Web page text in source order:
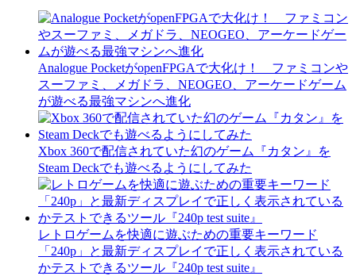
Analogue PocketがopenFPGAで大化け！ ファミコンや
スーファミ、メガドラ、NEOGEO、アーケードゲーム
が遊べる最強マシンへ進化
Xbox 360で配信されていた幻のゲーム『カタン』を
Steam Deckでも遊べるようにしてみた
レトロゲームを快適に遊ぶための重要キーワード
「240p」と最新ディスプレイで正しく表示されている
かテストできるツール『240p test suite』